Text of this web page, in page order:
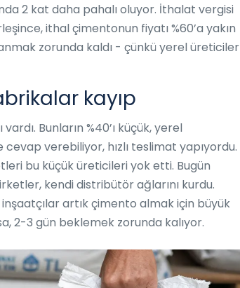
2 kat daha pahalı oluyor. İthalat vergisi
ithal çimentonun fiyatı %60’a yakın
zorunda kaldı - çünkü yerel üreticiler
kayıp
Bunların %40’ı küçük, yerel
verebiliyor, hızlı teslimat yapıyordu.
bu küçük üreticileri yok etti. Bugün
kendi distribütör ağlarını kurdu.
artık çimento almak için büyük
2-3 gün beklemek zorunda kalıyor.